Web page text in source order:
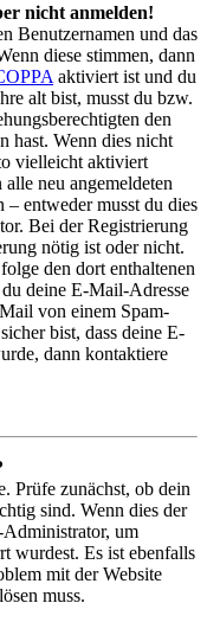
nicht anmelden!
Benutzernamen und das
diese stimmen, dann
aktiviert ist und du
alt bist, musst du bzw.
den
hast. Wenn dies nicht
vielleicht aktiviert
neu angemeldeten
entweder musst du dies
Bei der Registrierung
nötig ist oder nicht.
den dort enthaltenen
deine E-Mail-Adresse
von einem Spam-
bist, dass deine E-
dann kontaktiere
Prüfe zunächst, ob dein
sind. Wenn dies der
um
wurdest. Es ist ebenfalls
mit der Website
muss.